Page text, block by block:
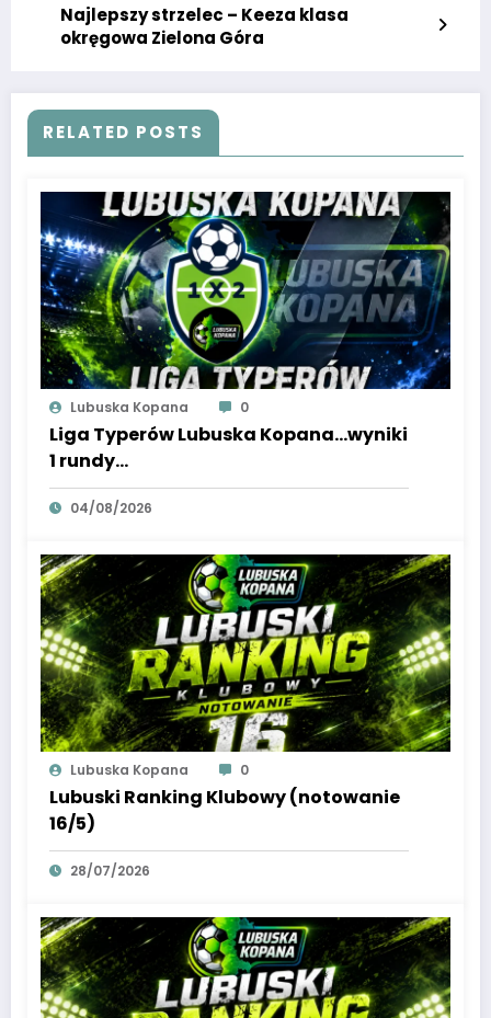
Najlepszy strzelec – Keeza klasa
okręgowa Zielona Góra
RELATED POSTS
Lubuska Kopana 0
Liga Typerów Lubuska Kopana…wyniki
1 rundy…
04/08/2026
Lubuska Kopana 0
Lubuski Ranking Klubowy (notowanie
16/5)
28/07/2026